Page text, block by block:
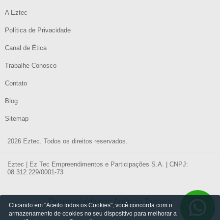
2026 Eztec. Todos os direitos reservados.
A Eztec
Política de Privacidade
Canal de Ética
Trabalhe Conosco
Contato
Blog
Sitemap
Eztec | Ez Tec Empreendimentos e Participações S.A. | CNPJ:
08.312.229/0001-73
Desenvolvido por: Agência Tagawa
Clicando em "Aceito todos os Cookies", você concorda com o
armazenamento de cookies no seu dispositivo para melhorar a